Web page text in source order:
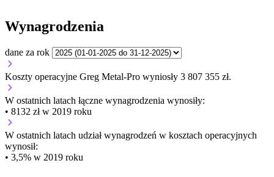
Wynagrodzenia
dane za rok
Koszty operacyjne Greg Metal-Pro wyniosły 3 807 355 zł.
W ostatnich latach łączne wynagrodzenia wynosiły:
• 8132 zł w 2019 roku
W ostatnich latach udział wynagrodzeń w kosztach operacyjnych
wynosił:
• 3,5% w 2019 roku